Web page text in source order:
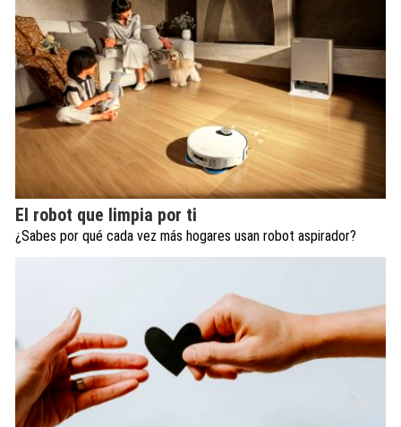
El robot que limpia por ti
¿Sabes por qué cada vez más hogares usan robot aspirador?